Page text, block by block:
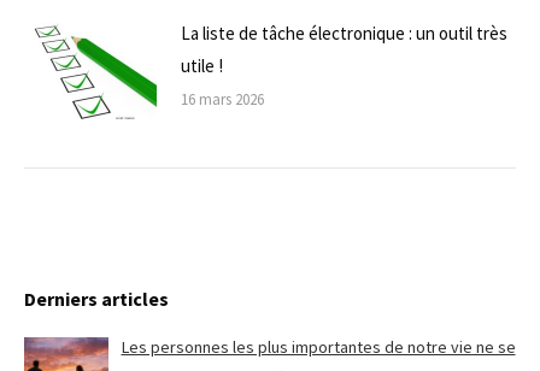
La liste de tâche électronique : un outil très
utile !
16 mars 2026
Derniers articles
Les personnes les plus importantes de notre vie ne se